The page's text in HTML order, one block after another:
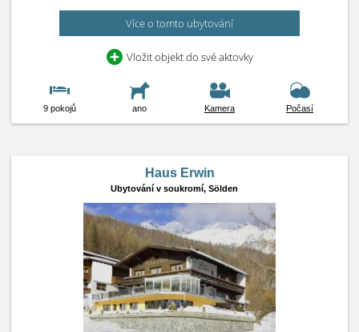
Více o tomto ubytování
Vložit objekt do své aktovky
9 pokojů ano Kamera Počasí
Haus Erwin
Ubytování v soukromí, Sölden